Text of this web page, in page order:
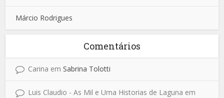
Márcio Rodrigues
Comentários
Carina emSabrina Tolotti
Luis Claudio - As Mil e Uma Historias de Laguna em